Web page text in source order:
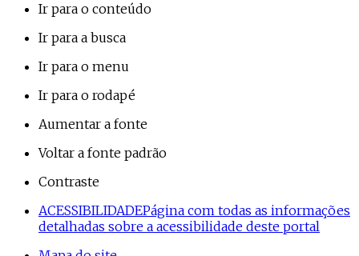
Ir para o conteúdo
Ir para a busca
Ir para o menu
Ir para o rodapé
Aumentar a fonte
Voltar a fonte padrão
Contraste
ACESSIBILIDADEPágina com todas as informações
detalhadas sobre a acessibilidade deste portal